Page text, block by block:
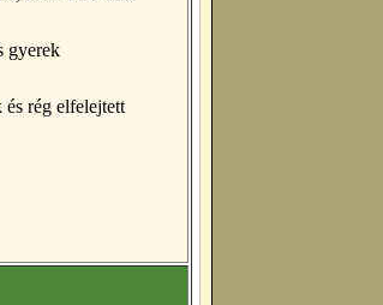
gyerek
rég elfelejtett